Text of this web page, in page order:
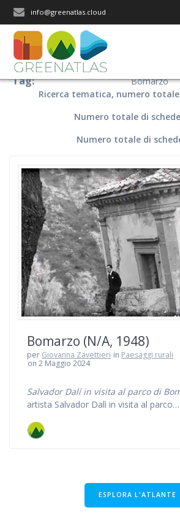
info@greenatlas.cloud
Tag:
Bomarzo
Ricerca tematica, numero totale
Numero totale di
Numero totale di
Bomarzo (N/A, 1948)
per Giovanna Zavettieri in Paesaggi rurali
on 2 Maggio 2024
Salvador Dalí in visita al parco di
artista Salvador Dalì in visita al parco…
ESPLORA L'ATLANTE